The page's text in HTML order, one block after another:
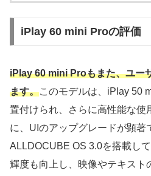
iPlay 60 mini Proの評価
iPlay 60 mini Proもまた、ユー
ます。このモデルは、iPlay 50
置付けられ、さらに高性能な使
に、UIのアップグレードが顕著
ALLDOCUBE OS 3.0を搭載し
輝度も向上し、映像やテキスト